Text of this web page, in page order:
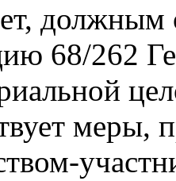
должным
68/262
меры,